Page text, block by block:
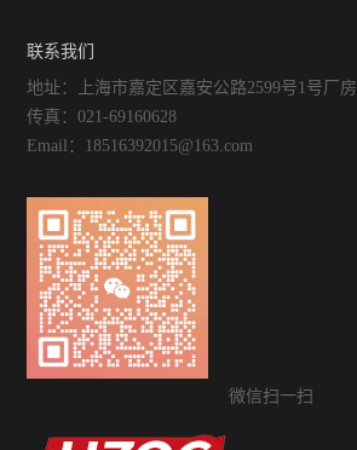
联系我们
地址：上海市嘉定区嘉安公路2599号1号厂房
传真：021-69160628
Email：18516392015@163.com
微信扫一扫